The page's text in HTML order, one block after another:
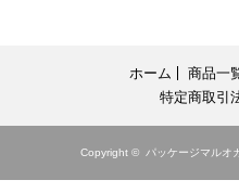
ホーム 商品一
特定商取引
Copyright © パッケージマル